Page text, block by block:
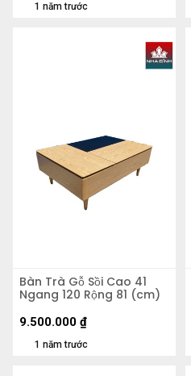
1 năm trước
Bàn Trà Gỗ Sồi Cao 41
Ngang 120 Rộng 81 (cm)
1 năm trước
9.500.000 ₫